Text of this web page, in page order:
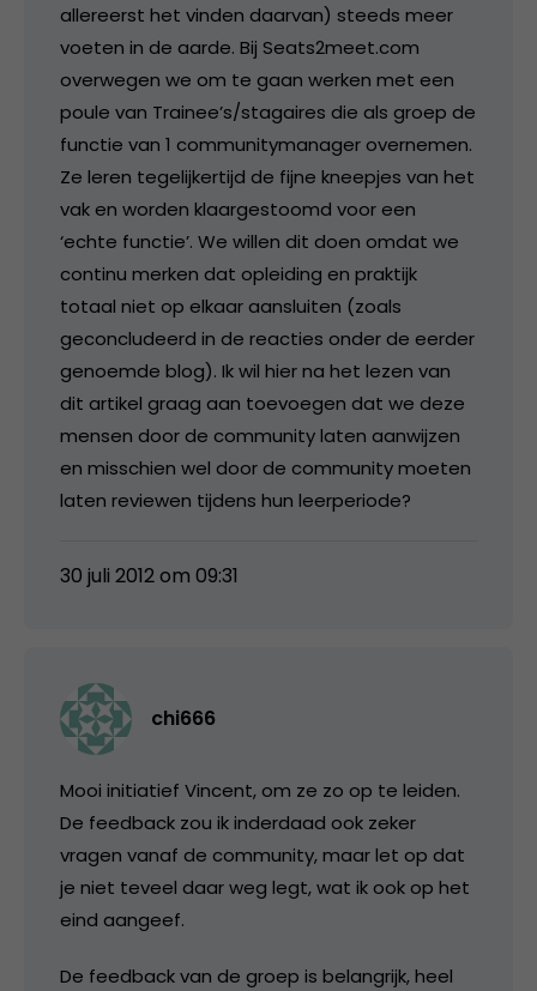
allereerst het vinden daarvan) steeds meer
voeten in de aarde. Bij Seats2meet.com
overwegen we om te gaan werken met een
poule van Trainee’s/stagaires die als groep de
functie van 1 communitymanager overnemen.
Ze leren tegelijkertijd de fijne kneepjes van het
vak en worden klaargestoomd voor een
‘echte functie’. We willen dit doen omdat we
continu merken dat opleiding en praktijk
totaal niet op elkaar aansluiten (zoals
geconcludeerd in de reacties onder de eerder
genoemde blog). Ik wil hier na het lezen van
dit artikel graag aan toevoegen dat we deze
mensen door de community laten aanwijzen
en misschien wel door de community moeten
laten reviewen tijdens hun leerperiode?
30 juli 2012 om 09:31
chi666
Mooi initiatief Vincent, om ze zo op te leiden.
De feedback zou ik inderdaad ook zeker
vragen vanaf de community, maar let op dat
je niet teveel daar weg legt, wat ik ook op het
eind aangeef.
De feedback van de groep is belangrijk, heel